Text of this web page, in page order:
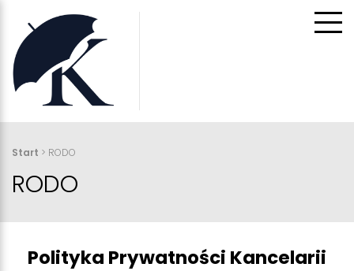
Start > RODO
RODO
Polityka Prywatności Kancelarii